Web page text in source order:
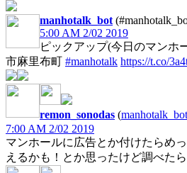
manhotalk_bot
5:00 AM 2/02 2019
ピックアップ(今日のマンホ
市麻里布町 #manhotalk https://t.co/
remon_sonodas (manhotalk_bot
7:00 AM 2/02 2019
マンホールに広告とか付けたらめ
えるかも！とか思ったけど調べた